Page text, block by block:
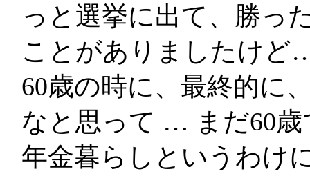
っと選挙に出て、勝っ
ことがありましたけど
60歳の時に、最終的に
なと思って … まだ60
年金暮らしというわけ